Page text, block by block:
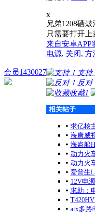
会员1430027
x
兄弟1208硒
只需要打开
来自安卓APP
电源, 关闭, 方
支持
反对
收藏1
相关帖子
• 求亿核
• 海康威
• 海盗船
• 动力火
• 动力火
• 爱普生
• 12V电源
• 求助：
•
• atx多路